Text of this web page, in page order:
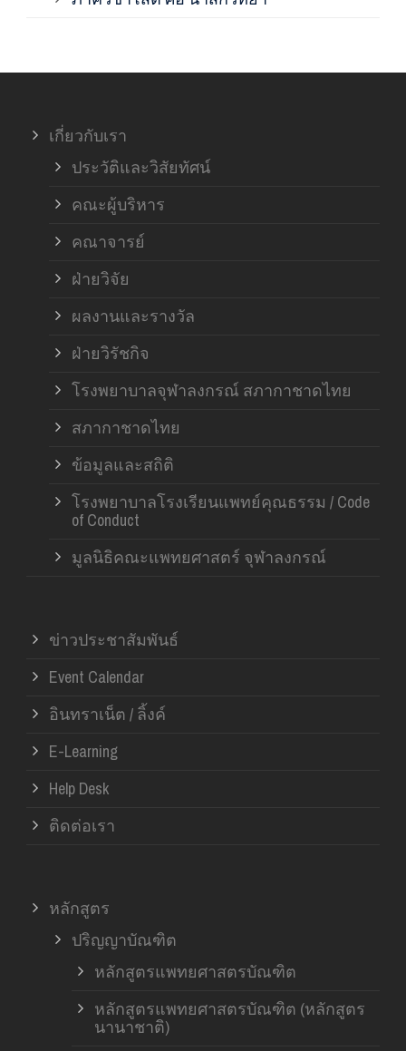
เกี่ยวกับเรา
ประวัติและวิสัยทัศน์
คณะผู้บริหาร
คณาจารย์
ฝ่ายวิจัย
ผลงานและรางวัล
ฝ่ายวิรัชกิจ
โรงพยาบาลจุฬาลงกรณ์ สภากาชาดไทย
สภากาชาดไทย
ข้อมูลและสถิติ
โรงพยาบาลโรงเรียนแพทย์คุณธรรม / Code
of Conduct
มูลนิธิคณะแพทยศาสตร์ จุฬาลงกรณ์
ข่าวประชาสัมพันธ์
Event Calendar
อินทราเน็ต / ลิ้งค์
E-Learning
Help Desk
ติดต่อเรา
หลักสูตร
ปริญญาบัณฑิต
หลักสูตรแพทยศาสตรบัณฑิต
หลักสูตรแพทยศาสตรบัณฑิต (หลักสูตร
นานาชาติ)